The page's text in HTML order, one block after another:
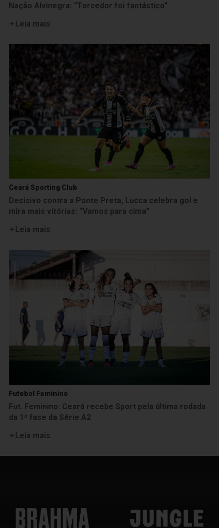
Nação Alvinegra: “Torcedor foi fantástico”
Leia mais
Ceará Sporting Club
Decisivo contra a Ponte Preta, Lucca celebra gol e
mira mais vitórias: “Vamos para cima”
Leia mais
Futebol Feminino
Fut. Feminino: Ceará recebe Sport pela última rodada
da 1ª fase da Série A2
Leia mais